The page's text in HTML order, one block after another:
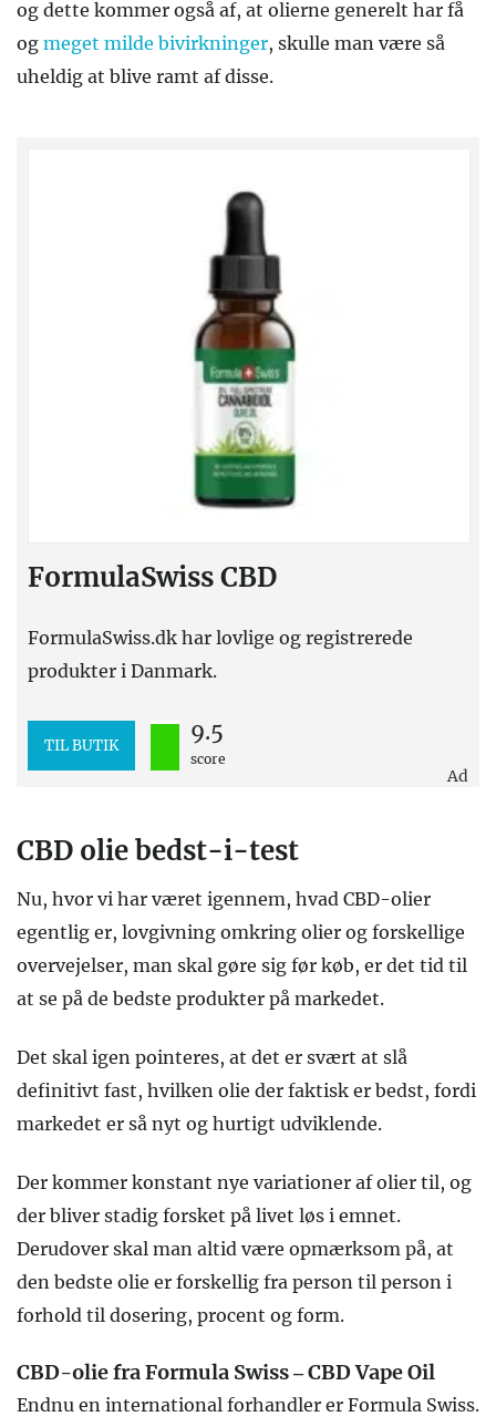
og dette kommer også af, at olierne generelt har få
og meget milde bivirkninger, skulle man være så
uheldig at blive ramt af disse.
FormulaSwiss CBD
FormulaSwiss.dk har lovlige og registrerede
produkter i Danmark.
TIL BUTIK
9.5
score
Ad
CBD olie bedst-i-test
Nu, hvor vi har været igennem, hvad CBD-olier
egentlig er, lovgivning omkring olier og forskellige
overvejelser, man skal gøre sig før køb, er det tid til
at se på de bedste produkter på markedet.
Det skal igen pointeres, at det er svært at slå
definitivt fast, hvilken olie der faktisk er bedst, fordi
markedet er så nyt og hurtigt udviklende.
Der kommer konstant nye variationer af olier til, og
der bliver stadig forsket på livet løs i emnet.
Derudover skal man altid være opmærksom på, at
den bedste olie er forskellig fra person til person i
forhold til dosering, procent og form.
CBD-olie fra Formula Swiss – CBD Vape Oil
Endnu en international forhandler er Formula Swiss.